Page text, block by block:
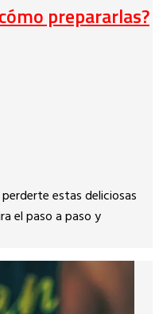
prepararlas?
estas deliciosas
el paso a paso y